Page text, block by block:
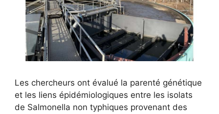
Les chercheurs ont évalué la parenté génétique
et les liens épidémiologiques entre les isolats
de Salmonella non typhiques provenant des